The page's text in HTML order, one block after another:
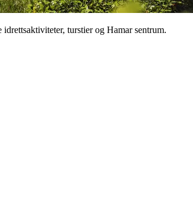
turstier og Hamar sentrum.